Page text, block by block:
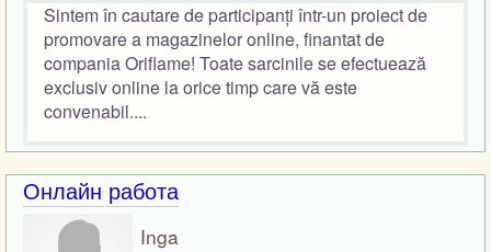
Sintem în cautare de participanți într-un proiect de
promovare a magazinelor online, finantat de
compania Oriflame! Toate sarcinile se efectuează
exclusiv online la orice timp care vă este
convenabil....
Онлайн работа
Inga